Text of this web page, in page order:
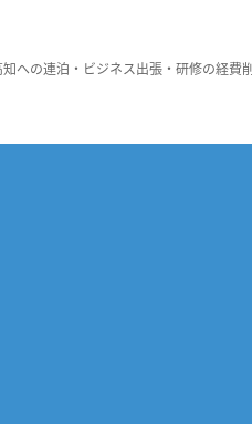
への連泊・ビジネス出張・研修の経費